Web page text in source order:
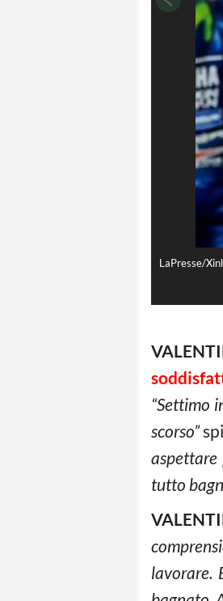
LaPresse/
“Settimo
scorso”
aspettare
tutto
lavorare.